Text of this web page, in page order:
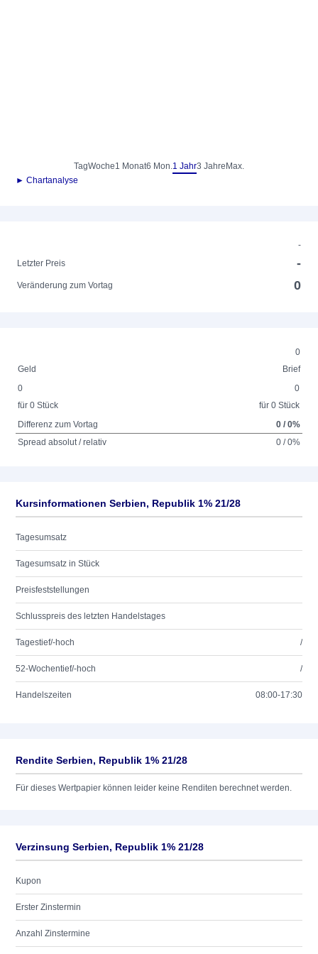
TagWoche1 Monat6 Mon.1 Jahr3 Jahre Max.
► Chartanalyse
-
Letzter Preis
-
Veränderung zum Vortag 0
0
Geld
Brief
0
für 0 Stück
0
für 0 Stück
Differenz zum Vortag
0 / 0%
Spread absolut / relativ
0 / 0%
Kursinformationen Serbien, Republik 1% 21/28
Tagesumsatz
Tagesumsatz in Stück
Preisfeststellungen
Schlusspreis des letzten Handelstages
Tagestief/-hoch /
52-Wochentief/-hoch /
Handelszeiten 08:00-17:30
Rendite Serbien, Republik 1% 21/28
Für dieses Wertpapier können leider keine Renditen berechnet werden.
Verzinsung Serbien, Republik 1% 21/28
Kupon
Erster Zinstermin
Anzahl Zinstermine